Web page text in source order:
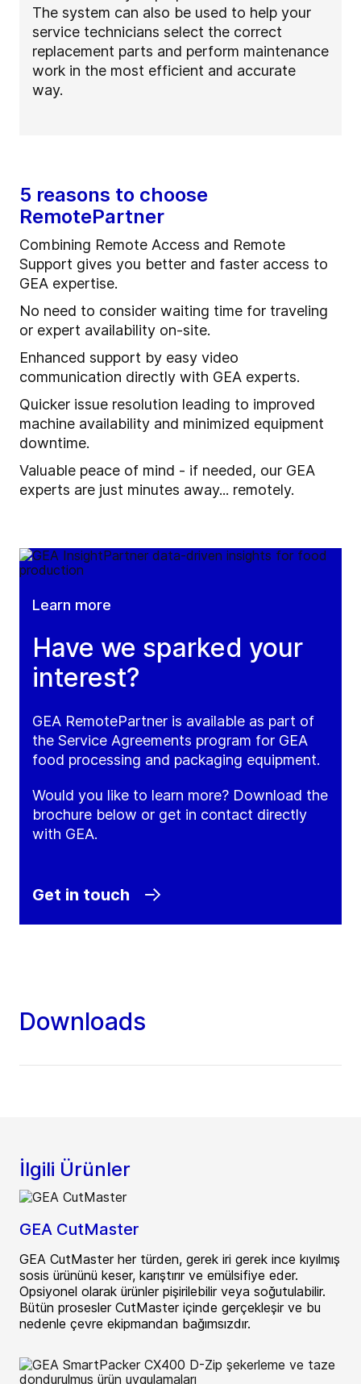
The system can also be used to help your
service technicians select the correct
replacement parts and perform maintenance
work in the most efficient and accurate
way.
5 reasons to choose
RemotePartner
Combining Remote Access and Remote
Support gives you better and faster access to
GEA expertise.
No need to consider waiting time for traveling
or expert availability on-site.
Enhanced support by easy video
communication directly with GEA experts.
Quicker issue resolution leading to improved
machine availability and minimized equipment
downtime.
Valuable peace of mind - if needed, our GEA
experts are just minutes away... remotely.
Learn more
Have we sparked your
interest?
GEA RemotePartner is available as part of
the Service Agreements program for GEA
food processing and packaging equipment.
Would you like to learn more? Download the
brochure below or get in contact directly
with GEA.
Get in touch
Downloads
İlgili Ürünler
GEA CutMaster
GEA CutMaster her türden, gerek iri gerek ince kıyılmış
sosis ürününü keser, karıştırır ve emülsifiye eder.
Opsiyonel olarak ürünler pişirilebilir veya soğutulabilir.
Bütün prosesler CutMaster içinde gerçekleşir ve bu
nedenle çevre ekipmandan bağımsızdır.